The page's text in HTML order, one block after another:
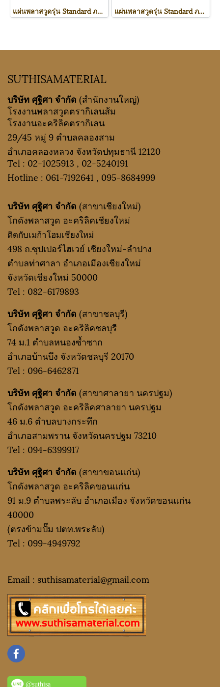
แผ่นพลาสวูดรุ่น Standard ภายนอก-ภายใน (สีขาว) 1220*2440*5 mm. แผ่นพลาสวูดรุ่น Standard ภายนอก-ภายใน (สีขาว) 1220*2440*8 mm.
SUTHISAMATERIAL
บริษัท ศุฐิศา จำกัด (สำนักงานใหญ่)
โรงงานพลาสวูดตรากิเลนส้ม
โรงงานอะคริลิคตรากิเลน
29/45 หมู่ 9 ตำบลคลองสาม
อำเภอคลองหลวง จังหวัดปทุมธานี 12120
Tel : 02-1025913 , 02-5240191
Hotline : 061-7192641 , 095-8684999
บริษัท ศุฐิศา จำกัด (สาขาเชียงใหม่)
โกดังพลาสวูด อะคริลิคเชียงใหม่
ติดกับเมก้าโฮมเชียงใหม่
498 ถ.ซุปเปอร์ไฮเวย์ เชียงใหม่-ลำปาง
ตำบลท่าศาลา อำเภอเมืองเชียงใหม่
จังหวัดเชียงใหม่ 50000
Tel : 082-6179893
บริษัท ศุฐิศา จำกัด (สาขาชลบุรี)
โกดังพลาสวูด อะคริลิคชลบุรี
74 ม.1 ตำบลหนองซ้ำซาก
อำเภอบ้านบึง จังหวัดชลบุรี 20170
Tel : 096-6462871
บริษัท ศุฐิศา จำกัด (สาขาศาลายา นครปฐม)
โกดังพลาสวูด อะคริลิคศาลายา นครปฐม
46 ม.6 ตำบลบางกระทึก
อำเภอสามพราน จังหวัดนครปฐม 73210
Tel : 094-6399917
บริษัท ศุฐิศา จำกัด (สาขาขอนแก่น)
โกดังพลาสวูด อะคริลิคขอนแก่น
91 ม.9 ตำบลพระลับ อำเภอเมือง จังหวัดขอนแก่น
40000
(ตรงข้ามปั๊ม ปตท.พระลับ)
Tel : 099-4949792
Email : suthisamaterial@gmail.com
@suthisa